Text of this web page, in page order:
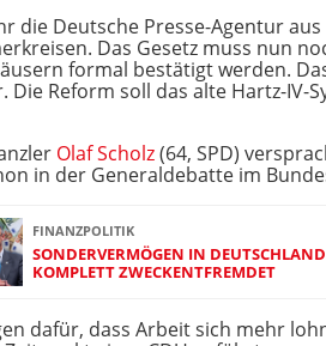
die Deutsche Presse-Agentur aus
Das Gesetz muss nun
formal bestätigt werden.
Die Reform soll das alte Hartz-IV-
Olaf Scholz(64, SPD)
in der Generaldebatte im
FINANZPOLITIK
SONDERVERMÖGEN IN
KOMPLETT ZWECKENTFREMDET
dafür, dass Arbeit sich mehr